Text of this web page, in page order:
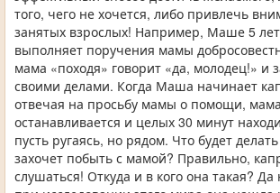
того, чего не хочется, либо привлечь
занятых взрослых! Например, Маше 5
выполняет поручения мамы
мама «походя» говорит «да, молодец!» и
своими делами. Когда Маша начинает
отвечая на просьбу мамы о помощи, мама
останавливается и целых 30 минут
пусть ругаясь, но рядом. Что будет
захочет побыть с мамой? Правильно,
слушаться! Откуда и в кого она такая? Да